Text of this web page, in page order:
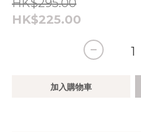
HK$295.00
HK$225.00
加入購物車